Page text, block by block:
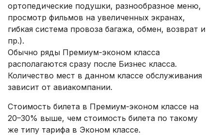
ортопедические подушки, разнообразное меню,
просмотр фильмов на увеличенных экранах,
гибкая система провоза багажа, обмен, возврат и
пр.).
Обычно ряды Премиум-эконом класса
располагаются сразу после Бизнес класса.
Количество мест в данном классе обслуживания
зависит от авиакомпании.
Стоимость билета в Премиум-эконом классе на
20–30% выше, чем стоимость билета по такому
же типу тарифа в Эконом классе.